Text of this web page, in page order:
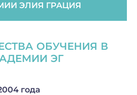
ЭЛИЯ ГРАЦИЯ
ОБУЧЕНИЯ В
ЭГ
года